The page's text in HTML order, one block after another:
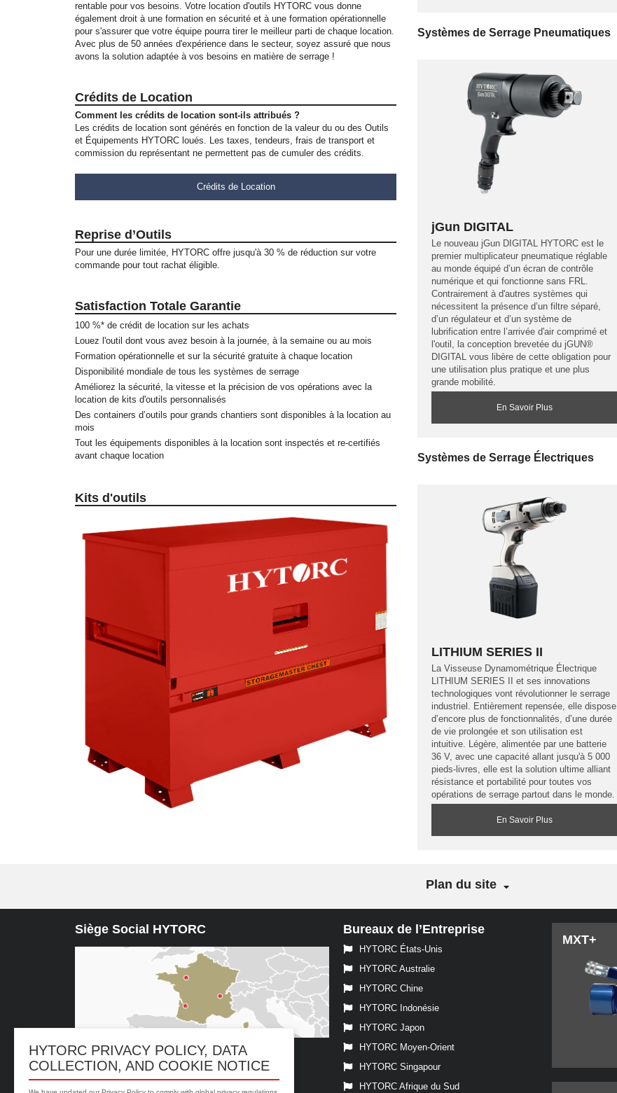
HYTORC PRIVACY POLICY, DATA
COLLECTION, AND COOKIE NOTICE
rentable pour vos besoins. Votre location d'outils HYTORC vous donne
également droit à une formation en sécurité et à une formation opérationnelle
pour s'assurer que votre équipe pourra tirer le meilleur parti de chaque location.
Avec plus de 50 années d'expérience dans le secteur, soyez assuré que nous
avons la solution adaptée à vos besoins en matière de serrage !
Crédits de Location
Comment les crédits de location sont-ils attribués ?
Les crédits de location sont générés en fonction de la valeur du ou des Outils
et Équipements HYTORC loués. Les taxes, tendeurs, frais de transport et
commission du représentant ne permettent pas de cumuler des crédits.
Crédits de Location
Reprise d’Outils
Pour une durée limitée, HYTORC offre jusqu'à 30 % de réduction sur votre
commande pour tout rachat éligible.
Satisfaction Totale Garantie
100 %* de crédit de location sur les achats
Louez l'outil dont vous avez besoin à la journée, à la semaine ou au mois
Formation opérationnelle et sur la sécurité gratuite à chaque location
Disponibilité mondiale de tous les systèmes de serrage
Améliorez la sécurité, la vitesse et la précision de vos opérations avec la
location de kits d'outils personnalisés
Des containers d’outils pour grands chantiers sont disponibles à la location au
mois
Tout les équipements disponibles à la location sont inspectés et re-certifiés
avant chaque location
Kits d'outils
Systèmes de Serrage Pneumatiques
jGun DIGITAL
Le nouveau jGun DIGITAL HYTORC est le
premier multiplicateur pneumatique réglable
au monde équipé d’un écran de contrôle
numérique et qui fonctionne sans FRL.
Contrairement à d'autres systèmes qui
nécessitent la présence d’un filtre séparé,
d’un régulateur et d’un système de
lubrification entre l’arrivée d'air comprimé et
l'outil, la conception brevetée du jGUN®
DIGITAL vous libère de cette obligation pour
une utilisation plus pratique et une plus
grande mobilité.
En Savoir Plus
Systèmes de Serrage Électriques
LITHIUM SERIES II
La Visseuse Dynamométrique Électrique
LITHIUM SERIES II et ses innovations
technologiques vont révolutionner le serrage
industriel. Entièrement repensée, elle dispose
d’encore plus de fonctionnalités, d’une durée
de vie prolongée et son utilisation est
intuitive. Légère, alimentée par une batterie
36 V, avec une capacité allant jusqu'à 5 000
pieds-livres, elle est la solution ultime alliant
résistance et portabilité pour toutes vos
opérations de serrage partout dans le monde.
En Savoir Plus
Plan du site
Siège Social HYTORC
HYTORC France
1-800-FOR-HYTORC
Bureaux de l’Entreprise
HYTORC États-Unis
HYTORC Australie
HYTORC Chine
HYTORC Indonésie
HYTORC Japon
HYTORC Moyen-Orient
HYTORC Singapour
HYTORC Afrique du Sud
MXT+